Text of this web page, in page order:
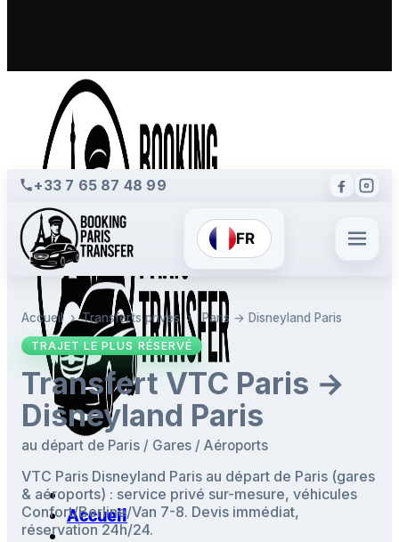
Accueil
+33 7 65 87 48 99
FR
Accueil › Transferts privés › Paris → Disneyland Paris
TRAJET LE PLUS RÉSERVÉ
Transfert VTC Paris →
Disneyland Paris
au départ de Paris / Gares / Aéroports
VTC Paris Disneyland Paris au départ de Paris (gares
& aéroports) : service privé sur-mesure, véhicules
Confort/Berline/Van 7-8. Devis immédiat,
réservation 24h/24.